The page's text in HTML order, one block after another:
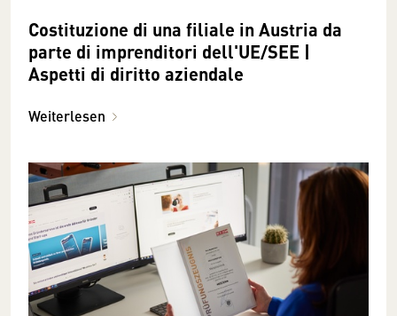
Costituzione di una filiale in Austria da
parte di imprenditori dell'UE/SEE |
Aspetti di diritto aziendale
Weiterlesen